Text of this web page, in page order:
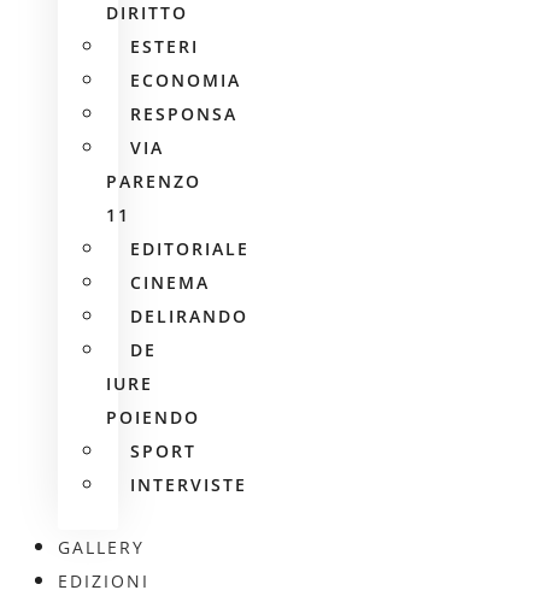
DIRITTO
ESTERI
ECONOMIA
RESPONSA
VIA
PARENZO
11
EDITORIALE
CINEMA
DELIRANDO
DE
IURE
POIENDO
SPORT
INTERVISTE
GALLERY
EDIZIONI